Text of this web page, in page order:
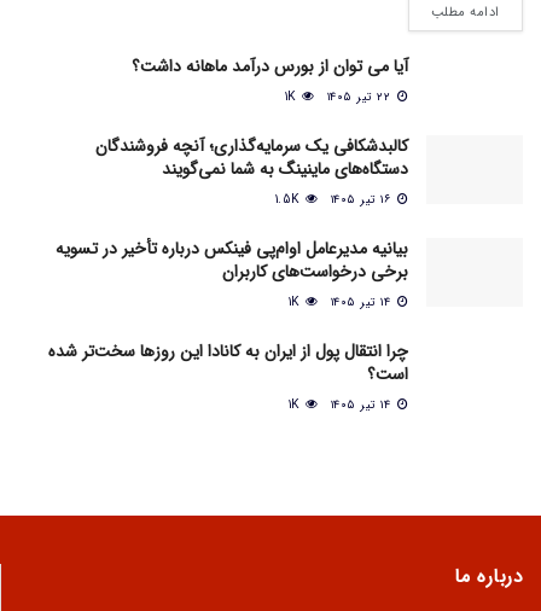
ادامه مطلب
آیا می‌ توان از بورس درآمد ماهانه داشت؟
1K
کالبدشکافی یک سرمایه‌گذاری؛ آنچه فروشندگان
دستگاه‌های ماینینگ به شما نمی‌گویند
1.5K
بیانیه مدیرعامل او‌ام‌پی فینکس درباره تأخیر در تسویه
برخی درخواست‌های کاربران
1K
چرا انتقال پول از ایران به کانادا این روزها سخت‌تر شده
است؟
1K
درباره ما